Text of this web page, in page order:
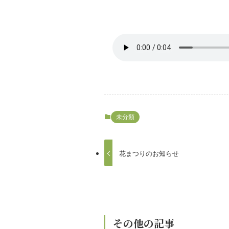
未分類
花まつりのお知らせ
その他の記事